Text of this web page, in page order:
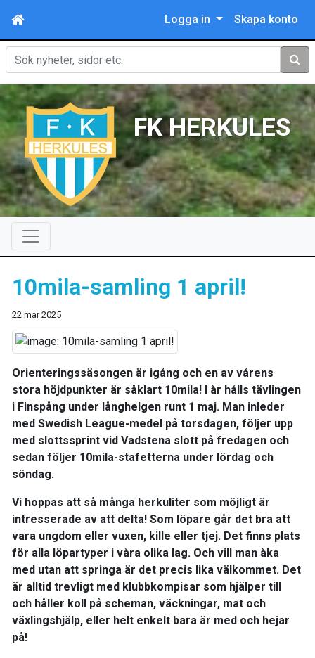
Logga in Skapa konto
Sök
FK HERKULES
10mila-samling 1 april!
22 mar 2025
Orienteringssäsongen är igång och en av vårens
stora höjdpunkter är såklart 10mila! I år hålls tävlingen
i Finspång under långhelgen runt 1 maj. Man inleder
med Swedish League-medel på torsdagen, följer upp
med slottssprint vid Vadstena slott på fredagen och
sedan följer 10mila-stafetterna under lördag och
söndag.
Vi hoppas att så många herkuliter som möjligt är
intresserade av att delta! Som löpare går det bra att
vara ungdom eller vuxen, kille eller tjej. Det finns plats
för alla löpartyper i våra olika lag. Och vill man åka
med utan att springa är det precis lika välkommet. Det
är alltid trevligt med klubbkompisar som hjälper till
och håller koll på scheman, väckningar, mat och
växlingshjälp, eller helt enkelt bara är med och hejar
på!